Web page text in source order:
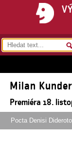
Milan
Premiéra 18.
Pocta Denisi